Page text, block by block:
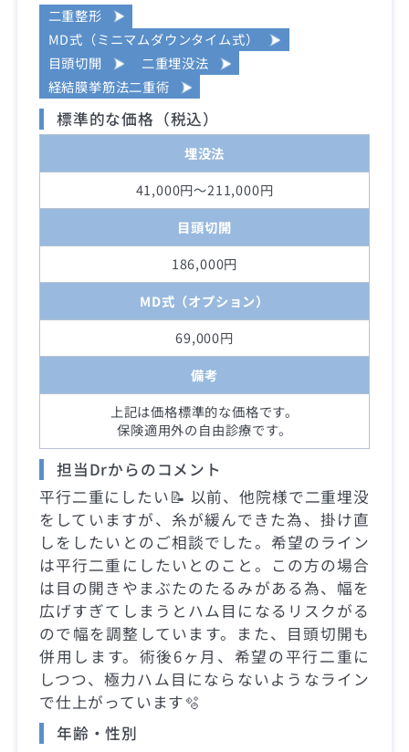
二重整形
MD式（ミニマムダウンタイム式）
目頭切開
二重埋没法
経結膜挙筋法二重術
標準的な価格（税込）
埋没法
41,000円～211,000円
目頭切開
186,000円
MD式（オプション）
69,000円
備考
上記は価格標準的な価格です。
保険適用外の自由診療です。
担当Drからのコメント
平行二重にしたい📝 以前、他院様で二重埋没
をしていますが、糸が緩んできた為、掛け直
しをしたいとのご相談でした。希望のライン
は平行二重にしたいとのこと。この方の場合
は目の開きやまぶたのたるみがある為、幅を
広げすぎてしまうとハム目になるリスクがる
ので幅を調整しています。また、目頭切開も
併用します。術後6ヶ月、希望の平行二重に
しつつ、極力ハム目にならないようなライン
で仕上がっています🫧
年齢・性別